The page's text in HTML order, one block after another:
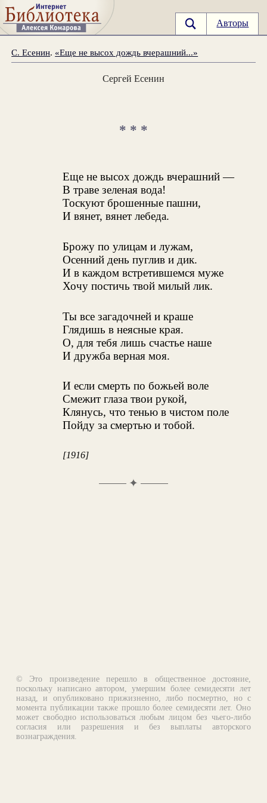
Авторы
С. Есенин. «Еще не высох дождь вчерашний...»
Сергей Есенин
* * *
Еще не высох дождь вчерашний —
В траве зеленая вода!
Тоскуют брошенные пашни,
И вянет, вянет лебеда.
Брожу по улицам и лужам,
Осенний день пуглив и дик.
И в каждом встретившемся муже
Хочу постичь твой милый лик.
Ты все загадочней и краше
Глядишь в неясные края.
О, для тебя лишь счастье наше
И дружба верная моя.
И если смерть по божьей воле
Смежит глаза твои рукой,
Клянусь, что тенью в чистом поле
Пойду за смертью и тобой.
[1916]
✦
© Это произведение перешло в общественное достояние,
поскольку написано автором, умершим более семидесяти лет
назад, и опубликовано прижизненно, либо посмертно, но с
момента публикации также прошло более семидесяти лет. Оно
может свободно использоваться любым лицом без чьего-либо
согласия или разрешения и без выплаты авторского
вознаграждения.